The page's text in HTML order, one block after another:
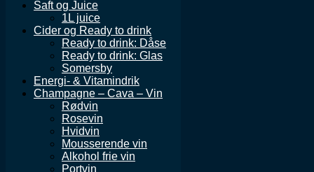
Saft og Juice
1L juice
Cider og Ready to drink
Ready to drink: Dåse
Ready to drink: Glas
Somersby
Energi- & Vitamindrik
Champagne – Cava – Vin
Rødvin
Rosevin
Hvidvin
Mousserende vin
Alkohol frie vin
Portvin